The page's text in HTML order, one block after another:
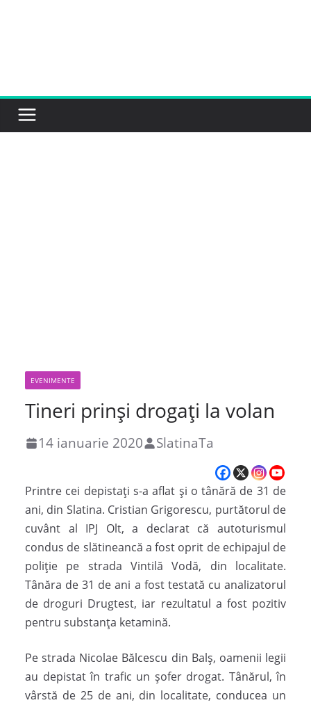
EVENIMENTE
Tineri prinși drogaţi la volan
14 ianuarie 2020 SlatinaTa
Printre cei depistaţi s-a aflat și o tânără de 31 de
ani, din Slatina. Cristian Grigorescu, purtătorul de
cuvânt al IPJ Olt, a declarat că autoturismul
condus de slătineancă a fost oprit de echipajul de
poliţie pe strada Vintilă Vodă, din localitate.
Tânăra de 31 de ani a fost testată cu analizatorul
de droguri Drugtest, iar rezultatul a fost pozitiv
pentru substanţa ketamină.
Pe strada Nicolae Bălcescu din Balş, oamenii legii
au depistat în trafic un şofer drogat. Tânărul, în
vârstă de 25 de ani, din localitate, conducea un